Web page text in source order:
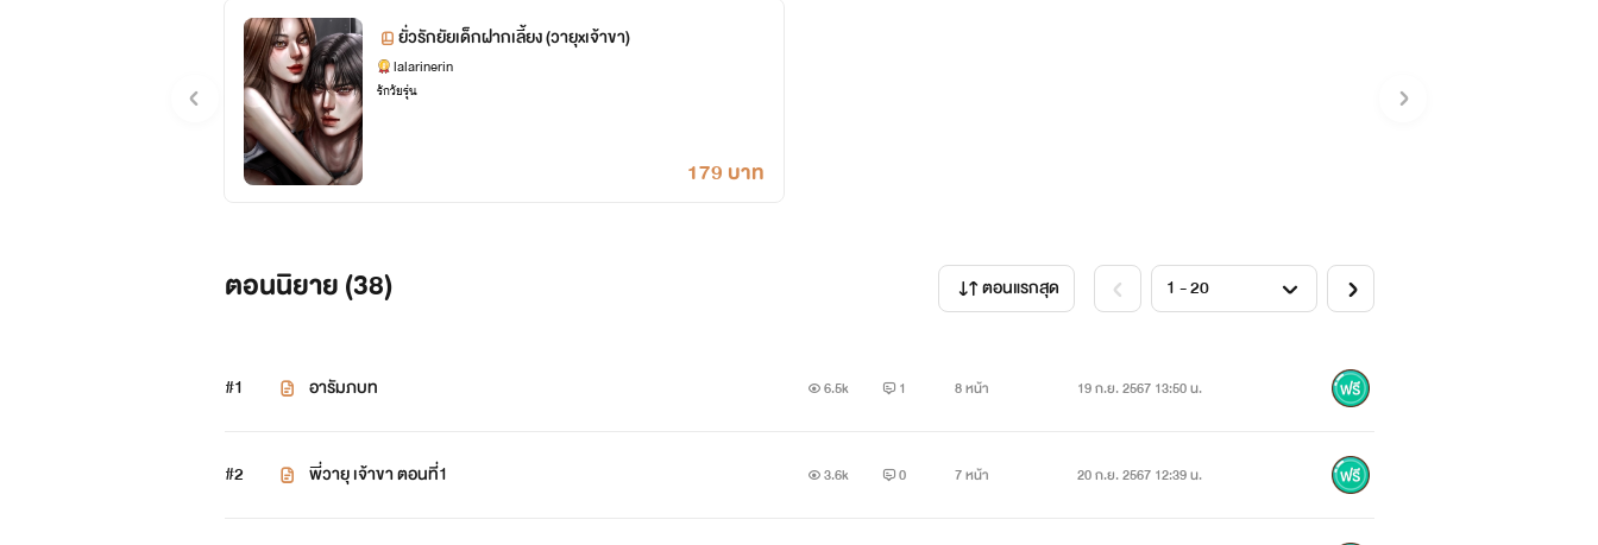
ยั่วรักยัยเด็กฝากเลี้ยง (วายุxเจ้าขา)
lalarinerin
รักวัยรุ่น
179 บาท
ตอนนิยาย (38) ตอนแรกสุด
#1 อารัมภบท 6.5k 1 8 หน้า 19 ก.ย. 2567 13:50 น.
#2 พี่วายุ เจ้าขา ตอนที่1 3.6k 0 7 หน้า 20 ก.ย. 2567 12:39 น.